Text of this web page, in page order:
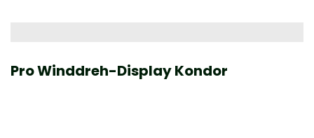
Pro Winddreh-Display Kondor